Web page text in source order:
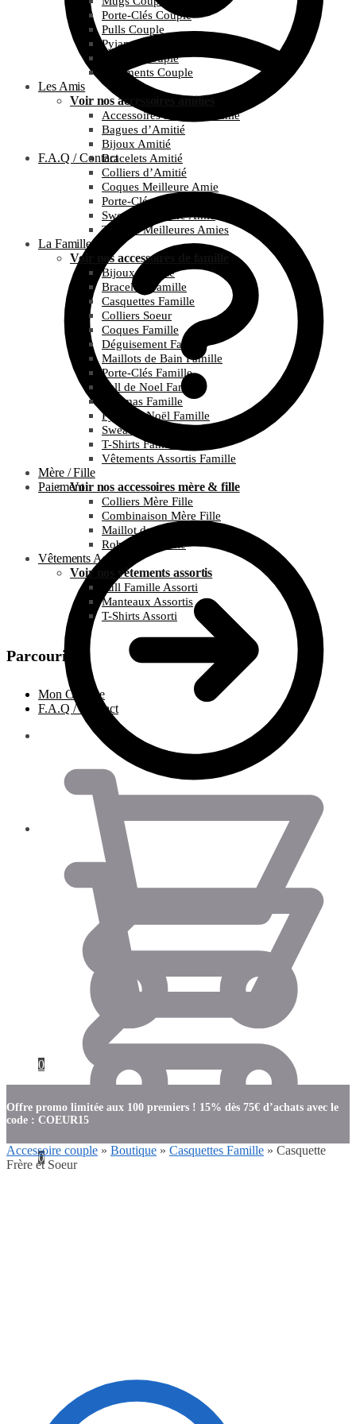
F.A.Q / Contact
Paiement
0
Porte-Clés Couple
Pulls Couple
Pyjamas Couple
T-Shirts Couple
Vêtements Couple
Les Amis
Voir nos accessoires amitiés
Accessoires Meilleure Amie
Bagues d’Amitié
Bijoux Amitié
Bracelets Amitié
Colliers d’Amitié
Coques Meilleure Amie
Porte-Clés Amitié
Sweats Meilleure Amie
T-Shirts Meilleures Amies
La Famille
Voir nos accessoires de famille
Bijoux Famille
Bracelets Famille
Casquettes Famille
Colliers Soeur
Coques Famille
Déguisement Famille
Maillots de Bain Famille
Porte-Clés Famille
Pull de Noel Famille
Pyjamas Famille
Pyjamas Noël Famille
Sweats Famille
T-Shirts Famille
Vêtements Assortis Famille
Mère / Fille
Voir nos accessoires mère & fille
Colliers Mère Fille
Combinaison Mère Fille
Maillot de bain Mère Fille
Robes Mère Fille
Vêtements Assortis
Voir nos vêtements assortis
Pull Famille Assorti
Manteaux Assortis
T-Shirts Assorti
Parcourir
Mon Compte
F.A.Q / Contact
0
Offre promo limitée aux 100 premiers ! 15% dès 75€ d’achats avec le
code : COEUR15
Accessoire couple » Boutique » Casquettes Famille » Casquette
Frère et Soeur